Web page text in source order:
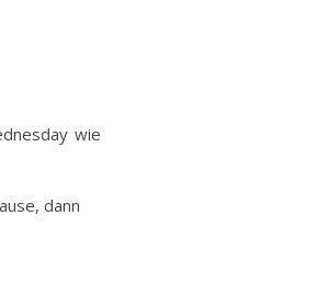
wie
dann